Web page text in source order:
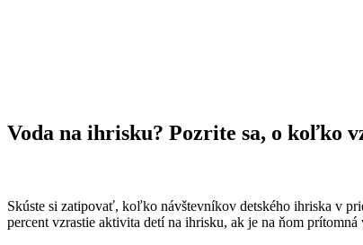
Voda na ihrisku? Pozrite sa, o koľko
Skúste si zatipovať, koľko návštevníkov detského ihriska v
percent vzrastie aktivita detí na ihrisku, ak je na ňom